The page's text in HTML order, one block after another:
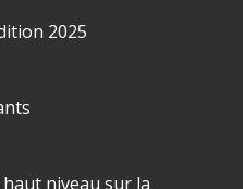
2025
niveau sur la